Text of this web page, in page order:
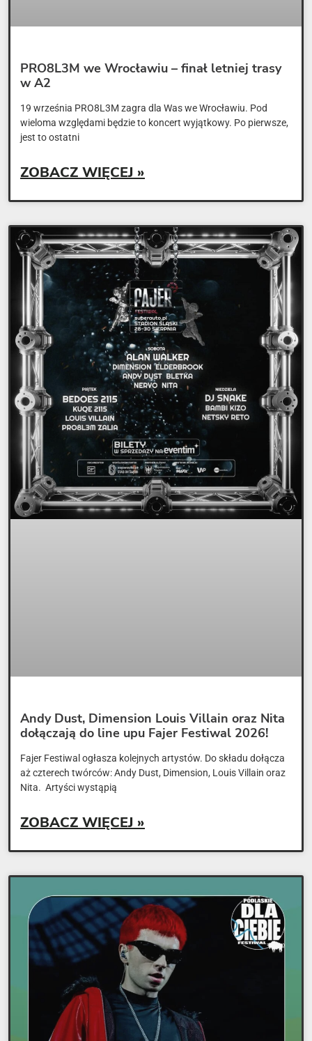
PRO8L3M we Wrocławiu – finał letniej trasy
w A2
19 września PRO8L3M zagra dla Was we Wrocławiu. Pod
wieloma względami będzie to koncert wyjątkowy. Po pierwsze,
jest to ostatni
ZOBACZ WIĘCEJ »
Andy Dust, Dimension Louis Villain oraz Nita
dołączają do line upu Fajer Festiwal 2026!
Fajer Festiwal ogłasza kolejnych artystów. Do składu dołącza
aż czterech twórców: Andy Dust, Dimension, Louis Villain oraz
Nita. Artyści wystąpią
ZOBACZ WIĘCEJ »